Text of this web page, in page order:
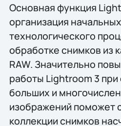
Основная функция
организация
технологического
обработке снимков из
RAW. Значительно
работы Lightroom 3 при
больших и
изображений поможет
коллекции снимков